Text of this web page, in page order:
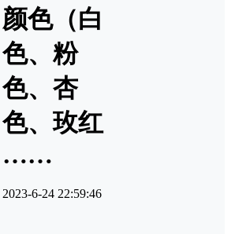
颜色（白
色、粉
色、杏
色、玫红
……
2023-6-24 22:59:46